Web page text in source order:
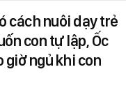
cách nuôi dạy trẻ
con tự lập, Ốc
giờ ngủ khi con